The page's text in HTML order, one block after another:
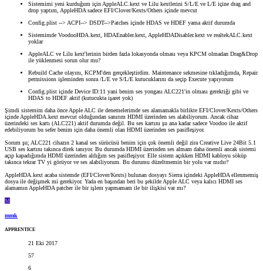
Sistemimi yeni kurduğum için AppleALC.kext ve Lilu kextlerini S/L/E ve L/E içine drag and
drop yaptım, AppleHDA sadece EFI/Clover/Kexts/Others içinde mevcut
Config.plist --> ACPI--> DSDT-->Patches içinde HDAS ve HDEF yama aktif durumda
Sistemimde VoodooHDA.kext, HDAEnabler.kext, AppleHDADisabler.kext ve realtekALC.kext
yoklar
AppleALC ve Lilu kext'lerinin birden fazla lokasyonda olması veya KPCM olmadan Drag&Drop
ile yüklenmesi sorun olur mu?
Rebuild Cache olayını, KCPM'den gerçekleştirdim. Maintenance sekmesine tıkladığımda, Repair
permissions işleminden sonra /L/E ve S/L/E kutucuklarını da seçip Execute yapıyorum
Config.plist içinde Device ID:11 yani benim ses yongası ALC221'in olması gerektiği gibi ve
HDAS to HDEF aktif (kutucukta işaret yok)
Şimdi sistemim daha önce Apple ALC ile denemelerimde ses alamamakla birlikte EFI/Clover/Kexts/Others
içinde AppleHDA.kext mevcut olduğundan sanırım HDMI üzerinden ses alabiliyorum. Ancak cihaz
üzerindeki ses kartı (ALC221) aktif durumda değil. Bu ses kartını şu ana kadar sadece Voodoo ile aktif
edebiliyorum bu sefer benim için daha önemli olan HDMI üzerinden ses pasifleşiyor.
Sorum şu; ALC221 cihazın 2 kanal ses sürücüsü benim için çok önemli değil zira Creative Live 24Bit 5.1
USB ses kartını takınca direk tanıyor. Bu durumda HDMI üzerinden ses almam daha önemli ancak sistemi
açıp kapadığımda HDMI üzerinden aldığım ses pasifleşiyor. Elle sistem açıkken HDMI kabloyu söküp
takınca tekrar TV yi görüyor ve ses alabiliyorum. Bu durumu düzeltmemin bir yolu var mıdır?
AppleHDA.kext acaba sistemde (EFI/Clover/Kexts) bulunan dosyayı Sierra içindeki AppleHDA ellenmemiş
dosya ile değişmek mi gerekiyor. Yada en başından beri bu şekilde Apple ALC veya kalıcı HDMI ses
alamamın AppleHDA patcher ile bir işlem yapmamam ile bir ilişkisi var mı?
M
mmk
APPRENTICE
21 Eki 2017
57
6